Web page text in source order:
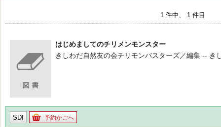
1 件中、 1 件目
はじめましてのチリメンモンスター
きしわだ自然友の会チリモンバスターズ／編集 --
SDI 予約かごへ